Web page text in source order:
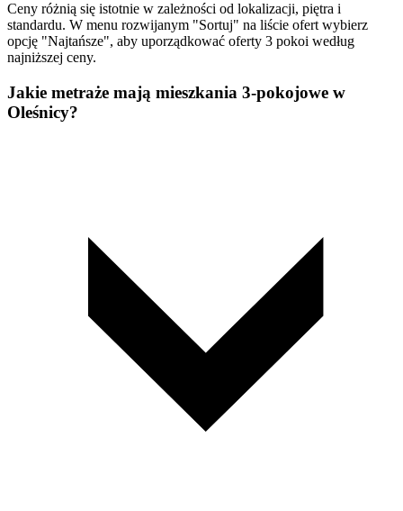
Ceny różnią się istotnie w zależności od lokalizacji, piętra i
standardu. W menu rozwijanym "Sortuj" na liście ofert wybierz
opcję "Najtańsze", aby uporządkować oferty 3 pokoi według
najniższej ceny.
Jakie metraże mają mieszkania 3-pokojowe w
Oleśnicy?